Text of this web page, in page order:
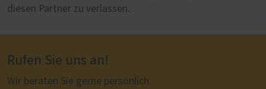
diesen Partner zu verlassen.
Rufen Sie uns an!
Wir beraten Sie gerne persönlich.